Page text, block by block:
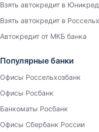
Взять автокредит в
Взять автокредит в
Автокредит от МКБ банка
Популярные банки
Офисы Россельхозбанк
Офисы Росбанк
Банкоматы Росбанк
Офисы Сбербанк России